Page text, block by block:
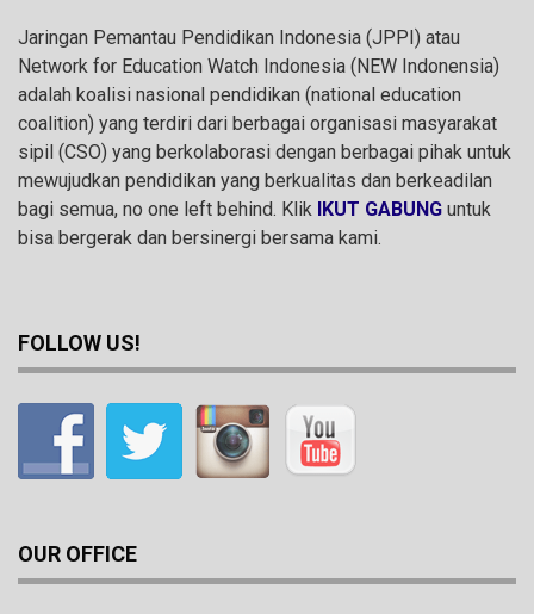
Jaringan Pemantau Pendidikan Indonesia (JPPI) atau
Network for Education Watch Indonesia (NEW Indonensia)
adalah koalisi nasional pendidikan (national education
coalition) yang terdiri dari berbagai organisasi masyarakat
sipil (CSO) yang berkolaborasi dengan berbagai pihak untuk
mewujudkan pendidikan yang berkualitas dan berkeadilan
bagi semua, no one left behind. Klik IKUT GABUNG untuk
bisa bergerak dan bersinergi bersama kami.
FOLLOW US!
OUR OFFICE